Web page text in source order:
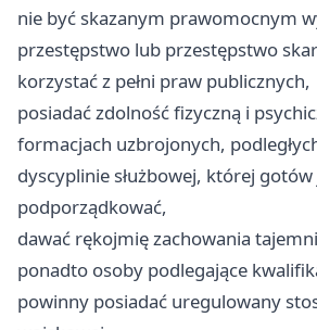
nie być skazanym prawomocnym
przestępstwo lub przestępstwo
korzystać z pełni praw publicznych,
posiadać zdolność fizyczną i
formacjach uzbrojonych,
dyscyplinie służbowej, której gotów
podporządkować,
dawać rękojmię zachowania
ponadto osoby podlegające
powinny posiadać uregulowany